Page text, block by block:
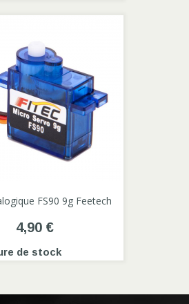
FS90 9g Feetech
4,90 €
de stock